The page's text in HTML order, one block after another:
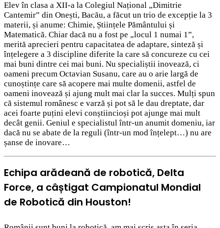
Elev în clasa a XII-a la Colegiul Național „Dimitrie
Cantemir” din Onești, Bacău, a făcut un trio de excepție la 3
materii, și anume: Chimie, Științele Pământului și
Matematică. Chiar dacă nu a fost pe „locul 1 numai 1”,
merită aprecieri pentru capacitatea de adaptare, sinteză și
înțelegere a 3 discipline diferite la care să concureze cu cei
mai buni dintre cei mai buni. Nu specialiștii inovează, ci
oameni precum Octavian Susanu, care au o arie largă de
cunoștințe care să acopere mai multe domenii, astfel de
oameni inovează și ajung mult mai clar la succes. Mulți spun
că sistemul românesc e varză și pot să le dau dreptate, dar
acei foarte puțini elevi conștiincioși pot ajunge mai mult
decât genii. Geniul e specialistul într-un anumit domeniu, iar
dacă nu se abate de la reguli (într-un mod înțelept…) nu are
șanse de inovare…
Echipa arădeană de robotică, Delta
Force, a câștigat Campionatul Mondial
de Robotică din Houston!